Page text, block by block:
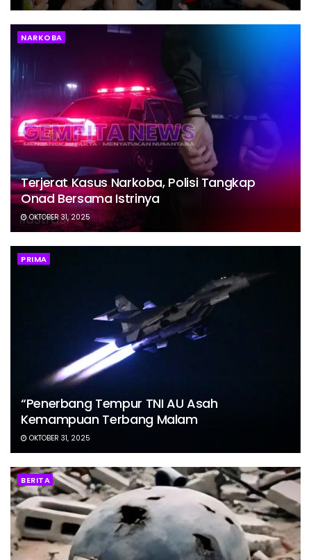
NARKOBA
Terjerat Kasus Narkoba, Polisi Tangkap
Onad Bersama Istrinya
OKTOBER 31, 2025
PRIMA
“Penerbang Tempur TNI AU Asah
Kemampuan Terbang Malam
OKTOBER 31, 2025
BERITA